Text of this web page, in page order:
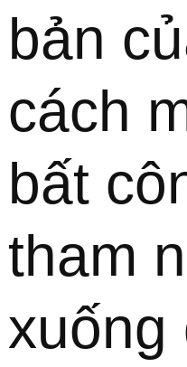
bản
cách
bất
tham